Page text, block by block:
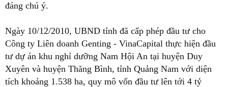
đáng chú ý.
Ngày 10/12/2010, UBND tỉnh đã cấp phép đầu tư cho
Công ty Liên doanh Genting - VinaCapital thực hiện đầu
tư dự án khu nghỉ dưỡng Nam Hội An tại huyện Duy
Xuyên và huyện Thăng Bình, tỉnh Quảng Nam với diện
tích khoảng 1.538 ha, quy mô vốn đầu tư lên tới 4 tỷ